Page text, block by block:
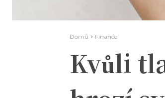
Domů Finance
Kvůli